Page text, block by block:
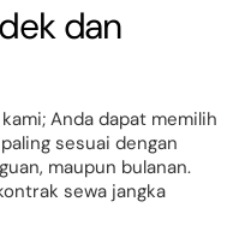
dan
Anda dapat memilih
sesuai dengan
maupun bulanan.
sewa jangka